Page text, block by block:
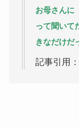
お母さんに
って聞いて
きなだけだ
記事引用